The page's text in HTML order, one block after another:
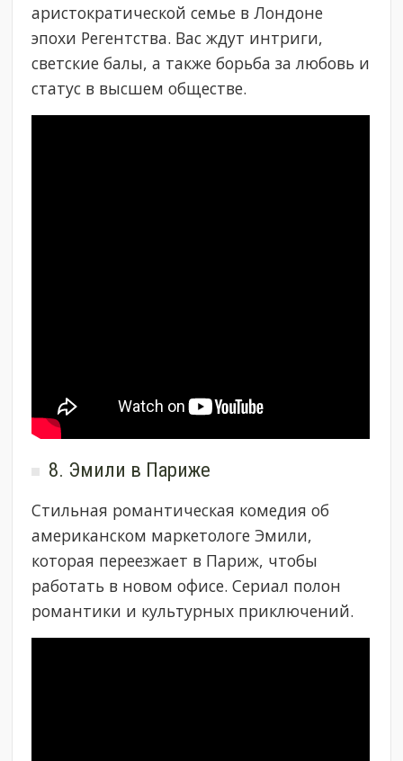
аристократической семье в Лондоне
эпохи Регентства. Вас ждут интриги,
светские балы, а также борьба за любовь и
статус в высшем обществе.
8. Эмили в Париже
Стильная романтическая комедия об
американском маркетологе Эмили,
которая переезжает в Париж, чтобы
работать в новом офисе. Сериал полон
романтики и культурных приключений.